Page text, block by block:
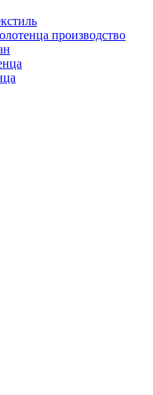
производство